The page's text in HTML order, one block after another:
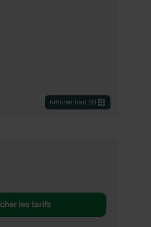
Afficher tout (5)
les tarifs